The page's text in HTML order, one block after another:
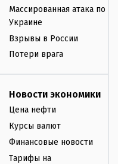
Массированная атака по
Украине
Взрывы в России
Потери врага
Новости экономики
Цена нефти
Курсы валют
Финансовые новости
Тарифы на